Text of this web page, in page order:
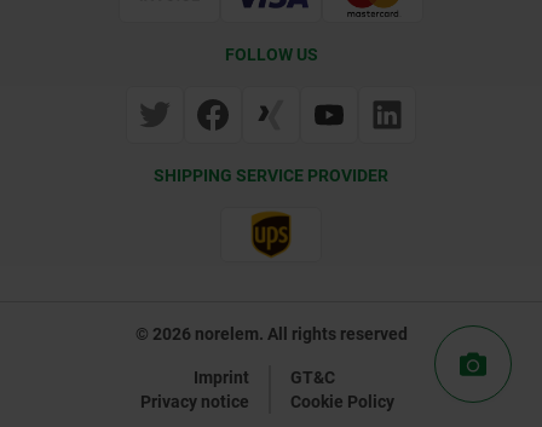
FOLLOW US
SHIPPING SERVICE PROVIDER
© 2026 norelem. All rights reserved
Imprint
GT&C
Privacy notice
Cookie Policy